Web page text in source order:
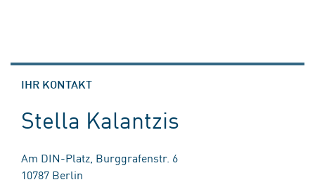
IHR KONTAKT
Stella Kalantzis
Am DIN-Platz, Burggrafenstr. 6
10787 Berlin